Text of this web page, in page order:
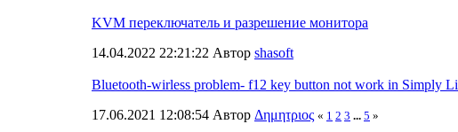
KVM переключатель и разрешение монитора
14.04.2022 22:21:22 Автор shasoft
Bluetooth-wirless problem- f12 key button not work in Simply
17.06.2021 12:08:54 Автор Δημητριος « 1 2 3 ... 5 »